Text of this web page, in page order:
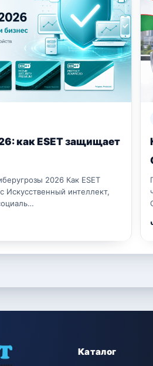
как ESET защищает
2026 Как ESET
Искусственный интеллект,
Каталог